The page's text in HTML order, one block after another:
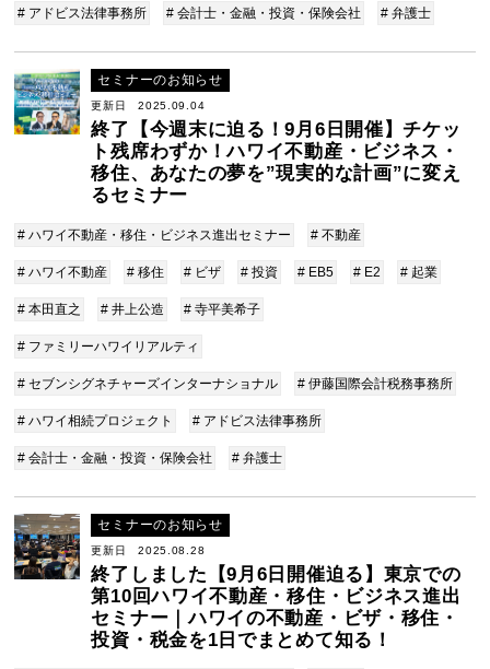
# アドビス法律事務所 # 会計士・金融・投資・保険会社 # 弁護士
セミナーのお知らせ
更新日 2025.09.04
終了【今週末に迫る！9月6日開催】チケッ
ト残席わずか！ハワイ不動産・ビジネス・
移住、あなたの夢を”現実的な計画”に変え
るセミナー
# ハワイ不動産・移住・ビジネス進出セミナー # 不動産
# ハワイ不動産 # 移住 # ビザ # 投資 # EB5 # E2 # 起業
# 本田直之 # 井上公造 # 寺平美希子
# ファミリーハワイリアルティ
# セブンシグネチャーズインターナショナル # 伊藤国際会計税務事務所
# ハワイ相続プロジェクト # アドビス法律事務所
# 会計士・金融・投資・保険会社 # 弁護士
セミナーのお知らせ
更新日 2025.08.28
終了しました【9月6日開催迫る】東京での
第10回ハワイ不動産・移住・ビジネス進出
セミナー｜ハワイの不動産・ビザ・移住・
投資・税金を1日でまとめて知る！